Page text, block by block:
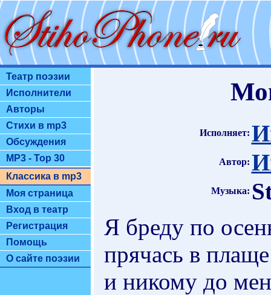
Театр поэзии
Исполнители
Авторы
Стихи в mp3
Обсуждения
MP3 - Top 30
Классика в mp3
Моя страница
Вход в театр
Регистрация
Помощь
О сайте поэзии
Исполняет:
Автор:
Музыка:
Я бреду по
прячась в
и никому до